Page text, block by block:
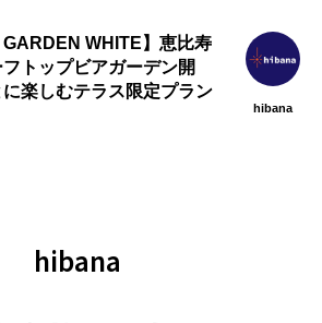
年8月版
GARDEN WHITE】恵比寿
トップビアガーデン開
楽しむテラス限定プラン
hibana
hibana